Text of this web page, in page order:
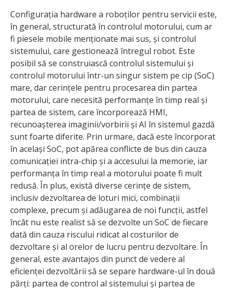
Configurația hardware a roboților pentru servicii este,
în general, structurată în controlul motorului, cum ar
fi piesele mobile menționate mai sus, și controlul
sistemului, care gestionează întregul robot. Este
posibil să se construiască controlul sistemului și
controlul motorului într-un singur sistem pe cip (SoC)
mare, dar cerințele pentru procesarea din partea
motorului, care necesită performanțe în timp real și
partea de sistem, care încorporează HMI,
recunoașterea imaginii/vorbirii și AI în sistemul gazdă
sunt foarte diferite. Prin urmare, dacă este încorporat
în același SoC, pot apărea conflicte de bus din cauza
comunicației intra-chip și a accesului la memorie, iar
performanța în timp real a motorului poate fi mult
redusă. În plus, există diverse cerințe de sistem,
inclusiv dezvoltarea de loturi mici, combinații
complexe, precum și adăugarea de noi funcții, astfel
încât nu este realist să se dezvolte un SoC de fiecare
dată din cauza riscului ridicat al costurilor de
dezvoltare și al orelor de lucru pentru dezvoltare. În
general, este avantajos din punct de vedere al
eficienței dezvoltării să se separe hardware-ul în două
părți: partea de control al sistemului și partea de